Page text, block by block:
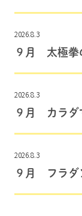
2026.8.3
９月 太極拳
2026.8.3
９月 カラダ
2026.8.3
９月 フラダ